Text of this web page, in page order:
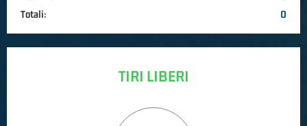
Totali:
0
TIRI LIBERI